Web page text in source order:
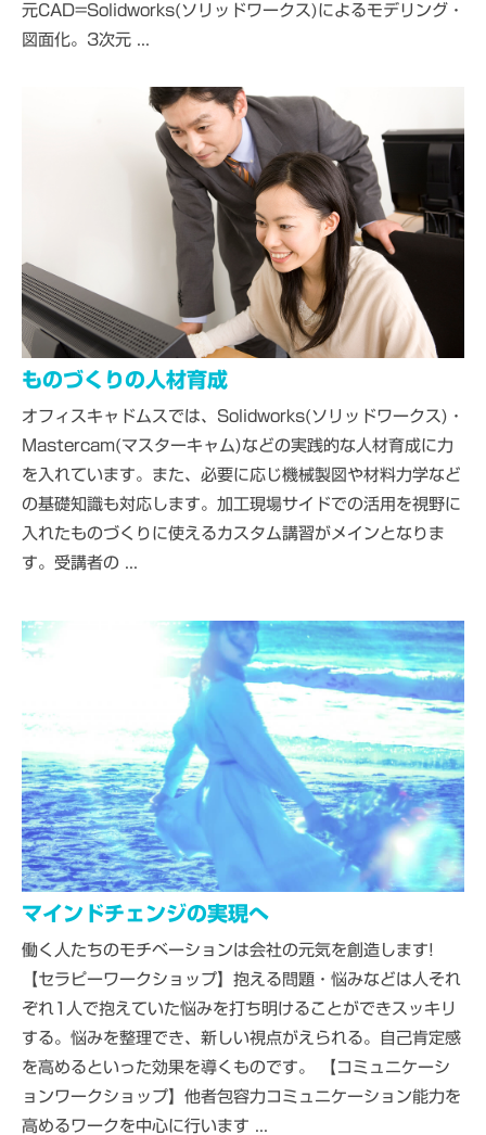
元CAD=Solidworks(ソリッドワークス)によるモデリング・
図面化。3次元 ...
ものづくりの人材育成
オフィスキャドムスでは、Solidworks(ソリッドワークス)・
Mastercam(マスターキャム)などの実践的な人材育成に力
を入れています。また、必要に応じ機械製図や材料力学など
の基礎知識も対応します。加工現場サイドでの活用を視野に
入れたものづくりに使えるカスタム講習がメインとなりま
す。受講者の ...
マインドチェンジの実現へ
働く人たちのモチベーションは会社の元気を創造します!
【セラピーワークショップ】抱える問題・悩みなどは人それ
ぞれ1人で抱えていた悩みを打ち明けることができスッキリ
する。悩みを整理でき、新しい視点がえられる。自己肯定感
を高めるといった効果を導くものです。 【コミュニケーシ
ョンワークショップ】他者包容力コミュニケーション能力を
高めるワークを中心に行います ...